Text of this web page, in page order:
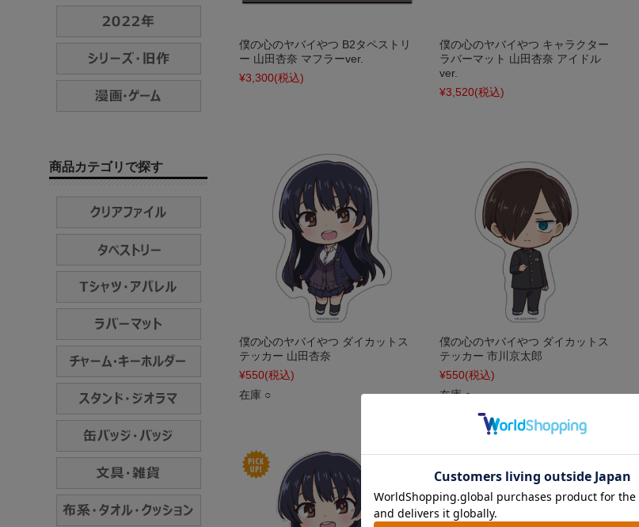
僕の心のヤバイやつ B2タペストリ
ー 山田杏奈 マフラーver.
¥3,300(税込)
僕の心のヤバイやつ キャラクター
ラバーマット 山田杏奈 アイドル
ver.
¥3,520(税込)
僕の心のヤバイやつ ダイカットス
テッカー 山田杏奈
¥550(税込)
在庫 ○
僕の心のヤバイやつ ダイカットス
テッカー 市川京太郎
¥550(税込)
在庫 ○
商品カテゴリで探す